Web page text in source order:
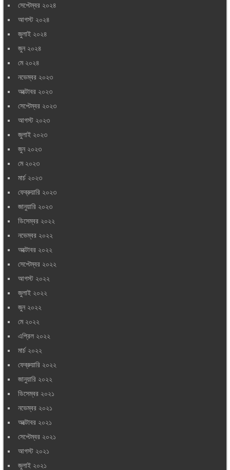
সেপ্টেম্বর ২০২৪
আগস্ট ২০২৪
জুলাই ২০২৪
জুন ২০২৪
মে ২০২৪
নভেম্বর ২০২৩
অক্টোবর ২০২৩
সেপ্টেম্বর ২০২৩
আগস্ট ২০২৩
জুলাই ২০২৩
জুন ২০২৩
মে ২০২৩
মার্চ ২০২৩
ফেব্রুয়ারি ২০২৩
জানুয়ারি ২০২৩
ডিসেম্বর ২০২২
নভেম্বর ২০২২
অক্টোবর ২০২২
সেপ্টেম্বর ২০২২
আগস্ট ২০২২
জুলাই ২০২২
জুন ২০২২
মে ২০২২
এপ্রিল ২০২২
মার্চ ২০২২
ফেব্রুয়ারি ২০২২
জানুয়ারি ২০২২
ডিসেম্বর ২০২১
নভেম্বর ২০২১
অক্টোবর ২০২১
সেপ্টেম্বর ২০২১
আগস্ট ২০২১
জুলাই ২০২১